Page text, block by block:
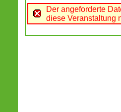
Der angeforderte
diese Veranstaltung